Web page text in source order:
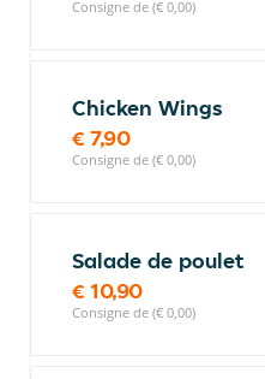
Consigne de (€ 0,00)
Chicken Wings
€ 7,90
Consigne de (€ 0,00)
Salade de poulet
€ 10,90
Consigne de (€ 0,00)